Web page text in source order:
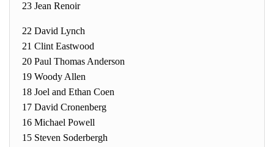
23 Jean Renoir
22 David Lynch
21 Clint Eastwood
20 Paul Thomas Anderson
19 Woody Allen
18 Joel and Ethan Coen
17 David Cronenberg
16 Michael Powell
15 Steven Soderbergh